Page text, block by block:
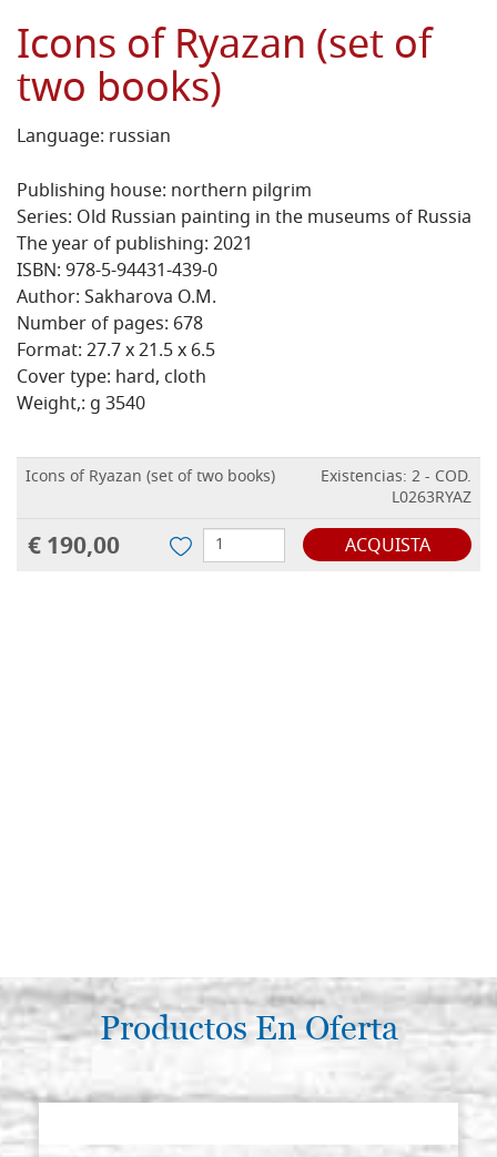
Icons of Ryazan (set of
two books)
Language: russian
Publishing house: northern pilgrim
Series: Old Russian painting in the museums of Russia
The year of publishing: 2021
ISBN: 978-5-94431-439-0
Author: Sakharova O.M.
Number of pages: 678
Format: 27.7 x 21.5 x 6.5
Cover type: hard, cloth
Weight,: g 3540
Icons of Ryazan (set of two books)
Existencias: 2 - COD.
L0263RYAZ
€ 190,00 ACQUISTA
Productos En Oferta